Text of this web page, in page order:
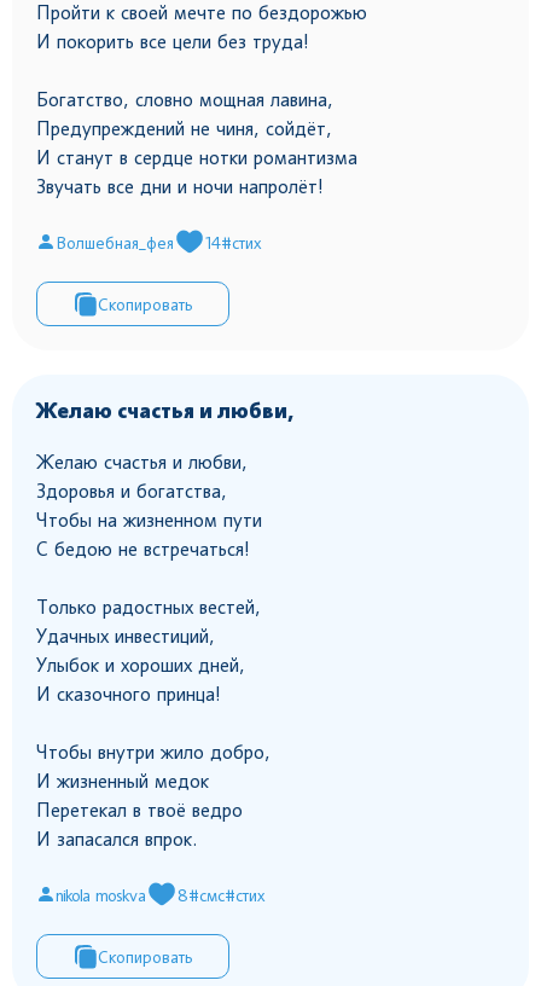
Пройти к своей мечте по бездорожью
И покорить все цели без труда!
Богатство, словно мощная лавина,
Предупреждений не чиня, сойдёт,
И станут в сердце нотки романтизма
Звучать все дни и ночи напролёт!
Волшебная_фея 14#стих
Скопировать
Желаю счастья и любви,
Желаю счастья и любви,
Здоровья и богатства,
Чтобы на жизненном пути
С бедою не встречаться!
Только радостных вестей,
Удачных инвестиций,
Улыбок и хороших дней,
И сказочного принца!
Чтобы внутри жило добро,
И жизненный медок
Перетекал в твоё ведро
И запасался впрок.
nikola moskva 8#смс#стих
Скопировать